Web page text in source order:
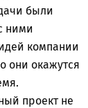
были
ними
компании
они окажутся
проект не